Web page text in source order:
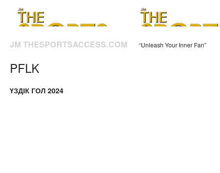
JM THESPORTSACCESS.COM “Unleash Your Inner Fan”
PFLK
ҮЗДІК ГОЛ 2024